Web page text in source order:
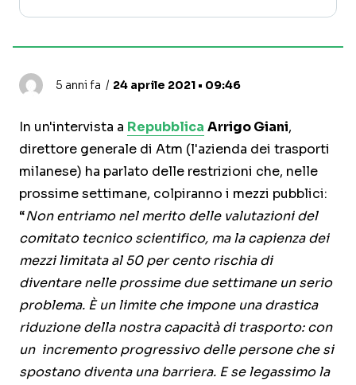
5 anni fa 24 aprile 2021 • 09:46
In un'intervista a Repubblica Arrigo Giani,
direttore generale di Atm (l'azienda dei trasporti
milanese) ha parlato delle restrizioni che, nelle
prossime settimane, colpiranno i mezzi pubblici:
“Non entriamo nel merito delle valutazioni del
comitato tecnico scientifico, ma la capienza dei
mezzi limitata al 50 per cento rischia di
diventare nelle prossime due settimane un serio
problema. È un limite che impone una drastica
riduzione della nostra capacità di trasporto: con
un incremento progressivo delle persone che si
spostano diventa una barriera. E se legassimo la